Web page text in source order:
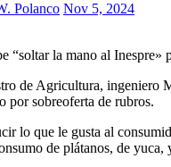
Polanco Nov 5, 2024
“soltar la mano al
de Agricultura, ingeniero
por sobreoferta de rubros.
lo que le gusta al
de plátanos, de